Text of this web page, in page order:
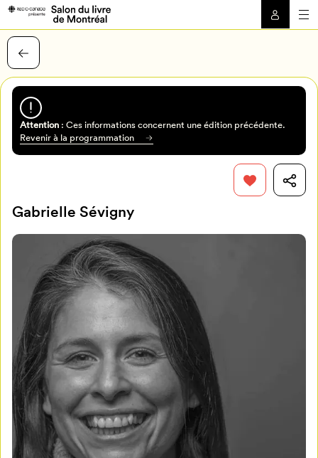
Mon Salon
Attention: Ces informations concernent une édition précédente.
Revenir à la programmation
Gabrielle Sévigny